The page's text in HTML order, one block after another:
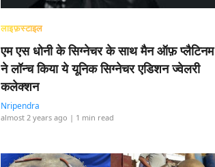
लाइफ़स्टाइल
एम एस धोनी के सिग्नेचर के साथ मैन ऑफ़ प्लैटिनम
ने लॉन्च किया ये यूनिक सिग्नेचर एडिशन ज्वेलरी
कलेक्शन
Nripendra
almost 2 years ago | 1 min read